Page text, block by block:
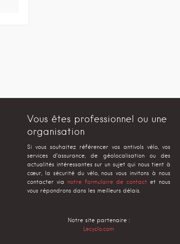
Vous êtes professionnel ou une
organisation
Si vous souhaitez référencer vos antivols vélo, vos
services d’assurance, de géolocalisation ou des
actualités intéressantes sur un sujet qui nous tient à
cœur, la sécurité du vélo, nous vous invitons à nous
contacter via notre formulaire de contact et nous
vous répondrons dans les meilleurs délais.
Notre site partenaire :
Lecyclo.com